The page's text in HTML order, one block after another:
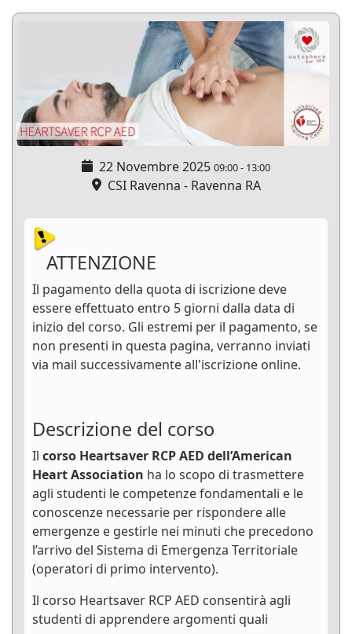
22 Novembre 2025 09:00- 13:00
CSI Ravenna - Ravenna RA
ATTENZIONE
Il pagamento della quota di iscrizione deve
essere effettuato entro 5 giorni dalla data di
inizio del corso. Gli estremi per il pagamento, se
non presenti in questa pagina, verranno inviati
via mail successivamente all'iscrizione online.
Descrizione del corso
Il corso Heartsaver RCP AED dell’American
Heart Association ha lo scopo di trasmettere
agli studenti le competenze fondamentali e le
conoscenze necessarie per rispondere alle
emergenze e gestirle nei minuti che precedono
l’arrivo del Sistema di Emergenza Territoriale
(operatori di primo intervento).
Il corso Heartsaver RCP AED consentirà agli
studenti di apprendere argomenti quali